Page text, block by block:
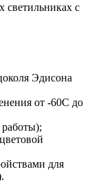
с
Эдисона
от -60С до
для